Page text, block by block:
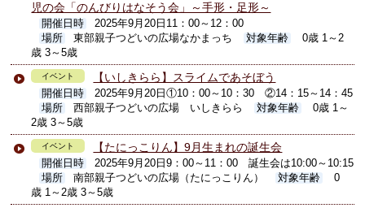
児の会「のんびりはなそう会」～手形・足形～
開催日時
2025年9月20日11：00～12：00
場所
東部親子つどいの広場なかまっち 対象年齢
0歳 1～2
歳 3～5歳
イベント 【いしきらら】スライムであそぼう
開催日時
2025年9月20日①10：00～10：30 ②14：15～14：45
場所
西部親子つどいの広場 いしきらら 対象年齢
0歳 1～
2歳 3～5歳
イベント 【たにっこりん】9月生まれの誕生会
開催日時
2025年9月20日9：00～11：00 誕生会は10:00～10:15
場所
南部親子つどいの広場（たにっこりん） 対象年齢
0
歳 1～2歳 3～5歳